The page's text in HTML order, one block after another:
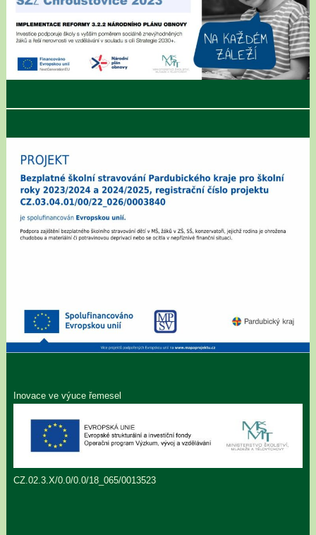
Inovace ve výuce řemesel
CZ.02.3.X/0.0/0.0/18_065/0013523